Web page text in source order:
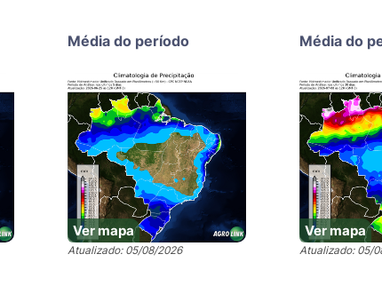
Média do período
Ver mapa
Atualizado: 05/08/2026
Média do
Ver mapa
Atualizado: 05/